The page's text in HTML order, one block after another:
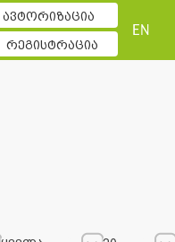
ავტორიზაცია
რეგისტრაცია
EN